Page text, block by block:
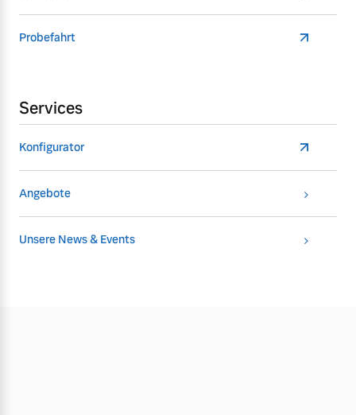
Probefahrt
Services
Konfigurator
Angebote
Unsere News & Events